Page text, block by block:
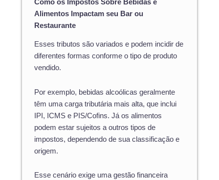
Como os Impostos Sobre Bebidas e
Alimentos Impactam seu Bar ou
Restaurante
Esses tributos são variados e podem incidir de
diferentes formas conforme o tipo de produto
vendido.
Por exemplo, bebidas alcoólicas geralmente
têm uma carga tributária mais alta, que inclui
IPI, ICMS e PIS/Cofins. Já os alimentos
podem estar sujeitos a outros tipos de
impostos, dependendo de sua classificação e
origem.
Esse cenário exige uma gestão financeira